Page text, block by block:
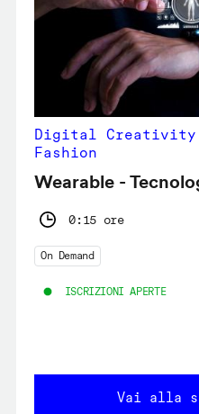
Digital Creativity
Fashion
Wearable -
0:15 ore
On Demand
ISCRIZIONI APERTE
Vai alla